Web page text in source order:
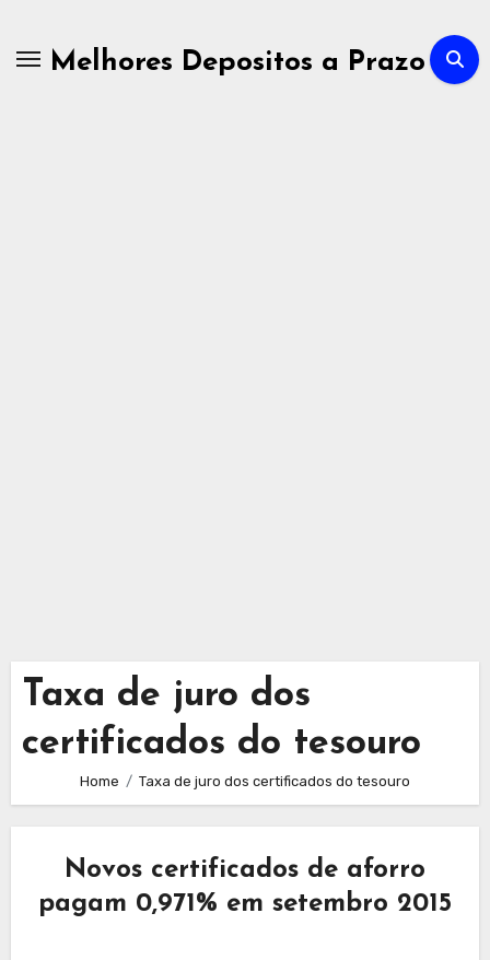
contentMelhores Depositos a Prazo
Taxa de juro dos
certificados do tesouro
Home Taxa de juro dos certificados do tesouro
Novos certificados de aforro
pagam 0,971% em setembro 2015